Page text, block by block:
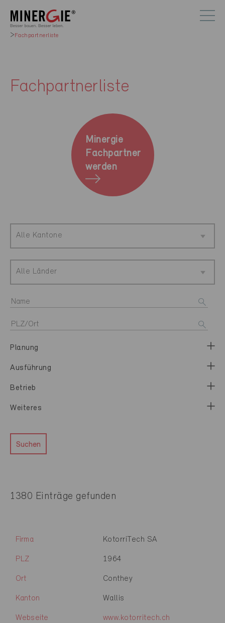
Fachpartnerliste
Fachpartnerliste
Minergie
Fachpartner
werden
Alle Kantone
Alle Länder
Planung
Ausführung
Betrieb
Weiteres
Suchen
1380 Einträge gefunden
Firma KotorriTech SA
PLZ 1964
Ort Conthey
Kanton Wallis
Webseite www.kotorritech.ch